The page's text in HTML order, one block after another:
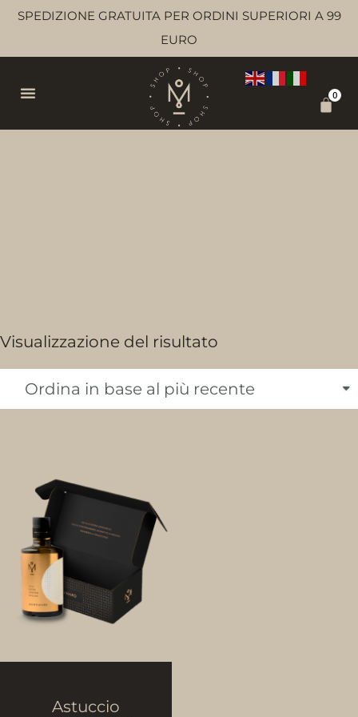
SPEDIZIONE GRATUITA PER ORDINI SUPERIORI A 99
EURO
0
Visualizzazione del risultato
Astuccio